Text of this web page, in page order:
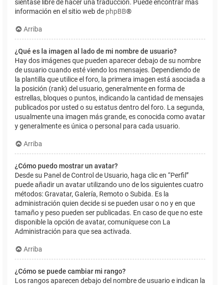
siéntase libre de hacer una traducción. Puede encontrar más
información en el sitio web de phpBB®
Arriba
¿Qué es la imagen al lado de mi nombre de usuario?
Hay dos imágenes que pueden aparecer debajo de su nombre
de usuario cuando esté viendo los mensajes. Dependiendo de
la plantilla que utilice el foro, la primera imagen está asociada a
la posición (rank) del usuario, generalmente en forma de
estrellas, bloques o puntos, indicando la cantidad de mensajes
publicados por usted o su estatus dentro del foro. La segunda,
usualmente una imagen más grande, es conocida como avatar
y generalmente es única o personal para cada usuario.
Arriba
¿Cómo puedo mostrar un avatar?
Desde su Panel de Control de Usuario, haga clic en “Perfil”
puede añadir un avatar utilizando uno de los siguientes cuatro
métodos: Gravatar, Galería, Remoto o Subida. Es la
administración quien decide si se pueden usar o no y en que
tamaño y peso pueden ser publicadas. En caso de que no este
disponible la opción de avatar, comuníquese con La
Administración para que sea activada.
Arriba
¿Cómo se puede cambiar mi rango?
Los rangos aparecen debajo del nombre de usuario e indican la